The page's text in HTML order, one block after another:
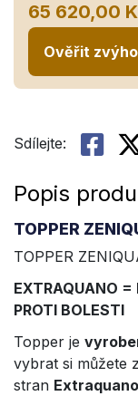
65 620,00
Ověřit
Sdílejte:
Popis
TOPPER
TOPPER
EXTRAQUANO =
PROTI BOLESTI
Topper je
vybrat si můžete
stran